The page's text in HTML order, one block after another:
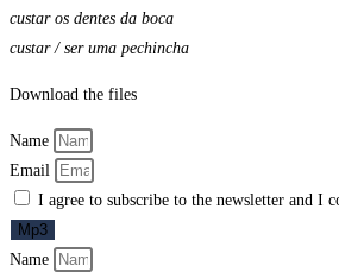
custar os dentes da boca
custar / ser uma pechincha
Download the files
Name
Email
I agree to subscribe to the newsletter and I
Mp3
Name